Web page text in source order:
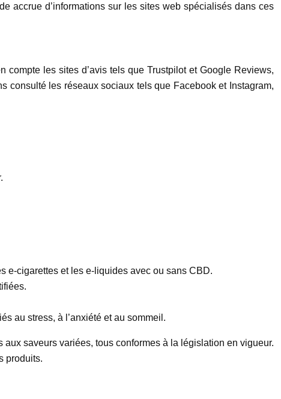
accrue d’informations sur les sites web spécialisés dans ces
les sites d’avis tels que Trustpilot et Google Reviews,
consulté les réseaux sociaux tels que Facebook et Instagram,
e-cigarettes et les e-liquides avec ou sans CBD.
au stress, à l’anxiété et au sommeil.
saveurs variées, tous conformes à la législation en vigueur.
produits.